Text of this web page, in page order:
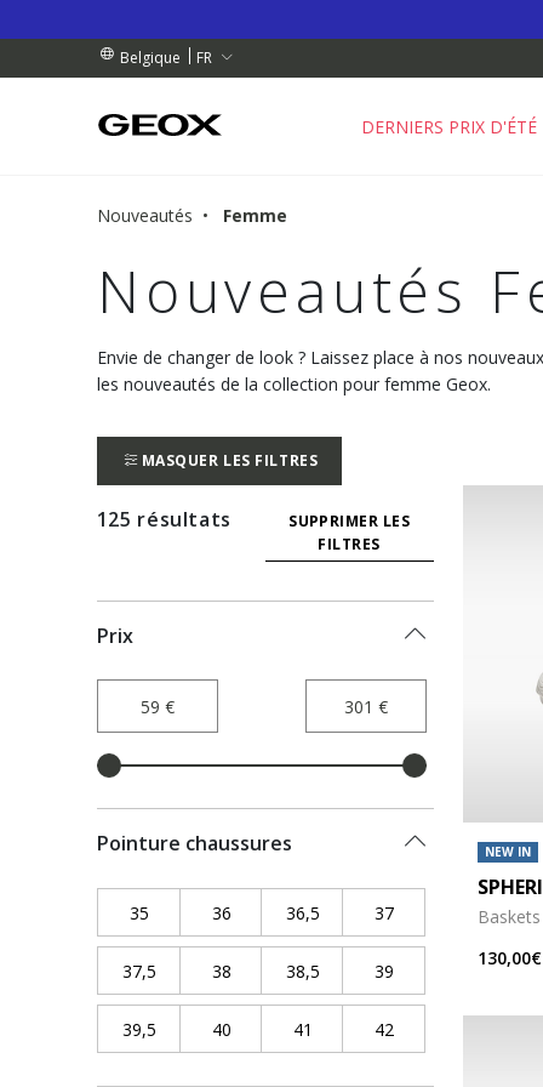
Belgique
FR
DE PLUS DE 99.00 €
PROCHE DE CHEZ VOUS.
DE PLUS DE 99.00 €
DERNIERS PRIX D'ÉTÉ
Nouveautés Femme
Nouveautés
Envie de changer de look ? Laissez place à nos
les nouveautés de la collection pour femme Geox.
MASQUER LES FILTRES
125 résultats
SUPPRIMER LES
FILTRES
Prix
Pointure chaussures
35 Refine by Pointure chaussures: 35
36 Refine by Pointure chaussures: 36
36,5 Refine by Pointure
37Refine by Pointure
37,5 Refine by Pointure chaussures: 37,5
38 Refine by Pointure chaussures: 38
38,5 Refine by Pointure
39 Refine by Pointure
39,5 Refine by Pointure chaussures: 39,5
40 Refine by Pointure chaussures: 40
41 Refine by Pointure
42
NEW IN
130,00€